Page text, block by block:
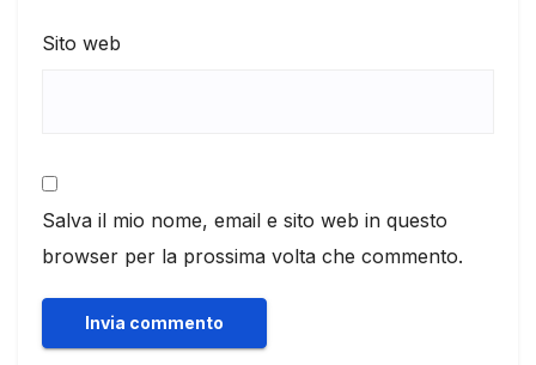
Sito web
Salva il mio nome, email e sito web in questo
browser per la prossima volta che commento.